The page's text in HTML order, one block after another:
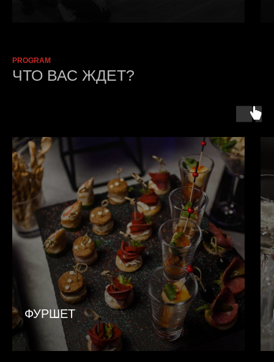
ЧТО ВАС ЖДЕТ?
PROGRAM
ФУРШЕТ